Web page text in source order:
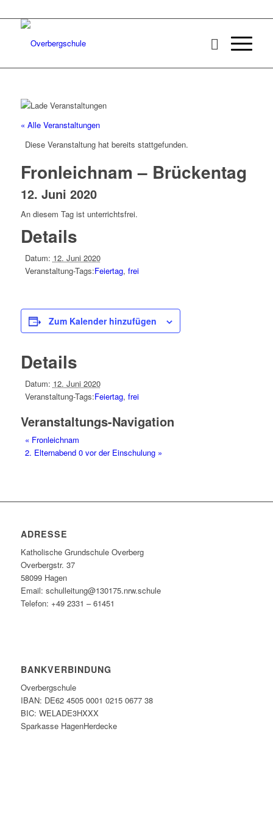
« Alle Veranstaltungen
Diese Veranstaltung hat bereits stattgefunden.
Fronleichnam – Brückentag
12. Juni 2020
An diesem Tag ist unterrichtsfrei.
Details
Datum: 12. Juni 2020
Veranstaltung-Tags:Feiertag, frei
Zum Kalender hinzufügen
Details
Datum: 12. Juni 2020
Veranstaltung-Tags:Feiertag, frei
Veranstaltungs-Navigation
« Fronleichnam
2. Elternabend 0 vor der Einschulung »
ADRESSE
Katholische Grundschule Overberg
Overbergstr. 37
58099 Hagen
Email: schulleitung@130175.nrw.schule
Telefon: +49 2331 – 61451
BANKVERBINDUNG
Overbergschule
IBAN: DE62 4505 0001 0215 0677 38
BIC: WELADE3HXXX
Sparkasse HagenHerdecke